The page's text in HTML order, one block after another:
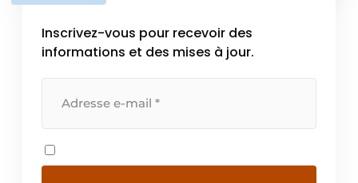
Inscrivez-vous pour recevoir des
informations et des mises à jour.